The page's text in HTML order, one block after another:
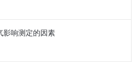
影响测定的因素